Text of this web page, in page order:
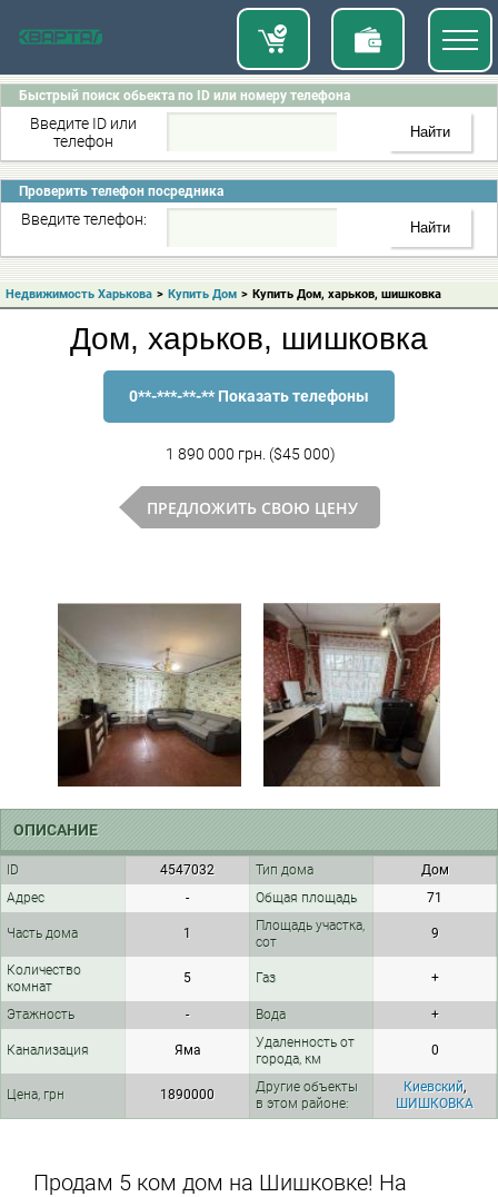
Быстрый поиск обьекта по ID или номеру телефона
Введите ID или
телефон
Проверить телефон посредника
Введите телефон:
Недвижимость Харькова > Купить Дом > Купить Дом, харьков, шишковка
Дом, харьков, шишковка
0**-***-**-** Показать телефоны
1 890 000 грн. ($45 000)
ПРЕДЛОЖИТЬ СВОЮ ЦЕНУ
ОПИСАНИЕ
ID 4547032 Тип дома
Дом
Адрес
- Общая площадь 71
Часть дома 1
Площадь участка,
сот
9
Количество
комнат
5 Газ +
Этажность - Вода +
Канализация Яма
Удаленность от
города, км
0
Цена, грн 1890000
Другие объекты
в этом районе:
Киевский,
ШИШКОВКА
Продам 5 ком дом на Шишковке! На